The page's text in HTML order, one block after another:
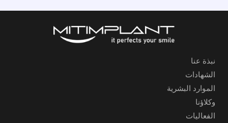
نبذة عنا
الشهادات
الموارد البشرية
وكلاؤنا
الفعاليات